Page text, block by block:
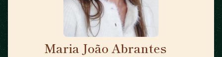
Maria João Abrantes